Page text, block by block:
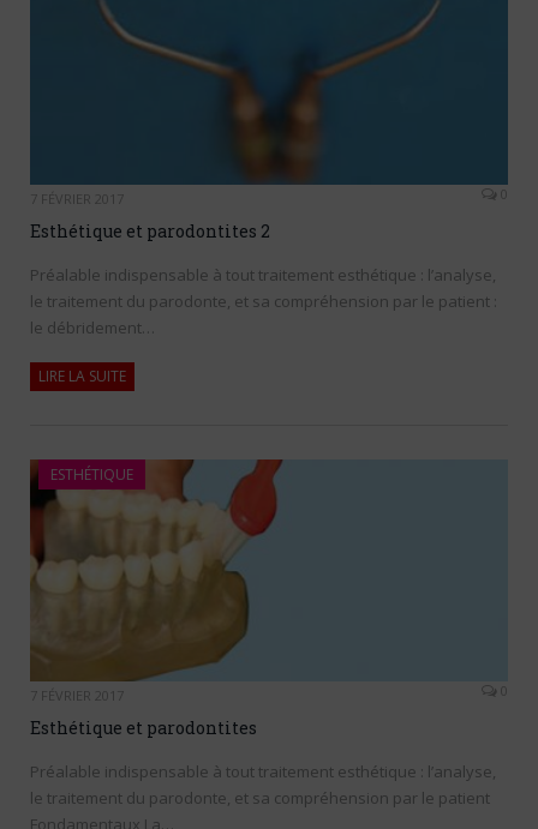
7 FÉVRIER 2017 0
Esthétique et parodontites 2
Préalable indispensable à tout traitement esthétique : l’analyse,
le traitement du parodonte, et sa compréhension par le patient :
le débridement…
LIRE LA SUITE
ESTHÉTIQUE
7 FÉVRIER 2017 0
Esthétique et parodontites
Préalable indispensable à tout traitement esthétique : l’analyse,
le traitement du parodonte, et sa compréhension par le patient
Fondamentaux La…